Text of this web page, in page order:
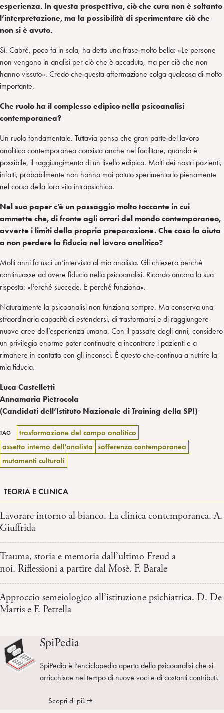
esperienza. In questa prospettiva, ciò che cura non è soltanto
l’interpretazione, ma la possibilità di sperimentare ciò che
non si è avuto.
Sì. Cabré, poco fa in sala, ha detto una frase molto bella: «Le persone
non vengono in analisi per ciò che è accaduto, ma per ciò che non
hanno vissuto». Credo che questa affermazione colga qualcosa di molto
importante.
Che ruolo ha il complesso edipico nella psicoanalisi
contemporanea?
Un ruolo fondamentale. Tuttavia penso che gran parte del lavoro
analitico contemporaneo consista anche nel facilitare, quando è
possibile, il raggiungimento di un livello edipico. Molti dei nostri pazienti,
infatti, probabilmente non hanno mai potuto sperimentarlo pienamente
nel corso della loro vita intrapsichica.
Nel suo paper c’è un passaggio molto toccante in cui
ammette che, di fronte agli orrori del mondo contemporaneo,
avverte i limiti della propria preparazione. Che cosa la aiuta
a non perdere la fiducia nel lavoro analitico?
Molti anni fa uscì un’intervista al mio analista. Gli chiesero perché
continuasse ad avere fiducia nella psicoanalisi. Ricordo ancora la sua
risposta: «Perché succede. E perché funziona».
Naturalmente la psicoanalisi non funziona sempre. Ma conserva una
straordinaria capacità di estendersi, di trasformarsi e di raggiungere
nuove aree dell’esperienza umana. Con il passare degli anni, considero
un privilegio enorme poter continuare a incontrare i pazienti e a
rimanere in contatto con gli inconsci. È questo che continua a nutrire la
mia fiducia.
Luca Castelletti
Annamaria Pietrocola
(Candidati dell’Istituto Nazionale di Training della SPI)
TAG
trasformazione del campo analitico
assetto interno dell'analista
sofferenza contemporanea
mutamenti culturali
TEORIA E CLINICA
Lavorare intorno al bianco. La clinica contemporanea. A.
Giuffrida
Trauma, storia e memoria dall’ultimo Freud a
noi. Riflessioni a partire dal Mosè. F. Barale
Approccio semeiologico all’istituzione psichiatrica. D. De
Martis e F. Petrella
SpiPedia
SpiPedia è l’enciclopedia aperta della psicoanalisi che si
arricchisce nel tempo di nuove voci e di costanti contributi.
Scopri di più